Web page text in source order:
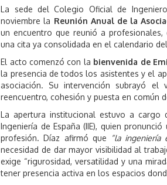
La sede del Colegio Oficial de
noviembre la Reunión Anual de la
un encuentro que reunió a
una cita ya consolidada en el calendario
El acto comenzó con la bienvenida de
la presencia de todos los asistentes y el
asociación. Su intervención subrayó
reencuentro, cohesión y puesta en común
La apertura institucional estuvo a cargo
Ingeniería de España (IIE), quien
profesión. Díaz afirmó que
“la
necesidad de dar mayor visibilidad al
exige “rigurosidad, versatilidad y una
tener presencia activa en los espacios